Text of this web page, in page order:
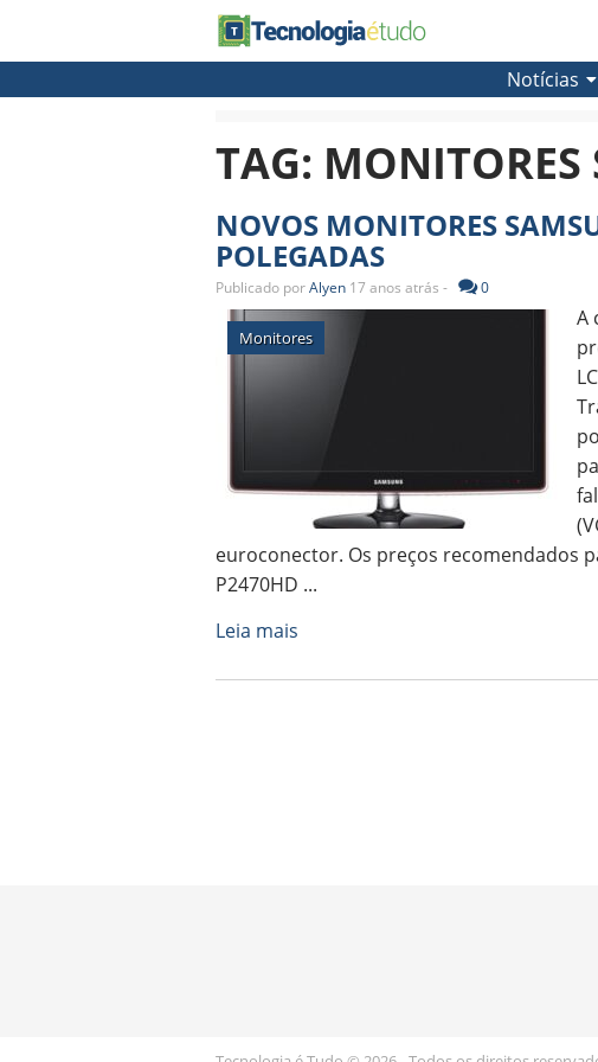
Notícias
TAG: MONITORES
NOVOS MONITORES
POLEGADAS
Publicado porAlyen 17 anos atrás - 0
Monitores
A
euroconector. Os preços recomendados
P2470HD ...
Leia mais